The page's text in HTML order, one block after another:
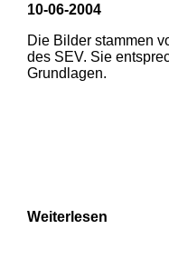
1
10-06-2004
Die Bilder stammen
des SEV. Sie
Grundlagen.
Weiterlesen